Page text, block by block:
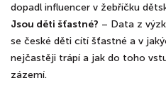
dopadl influencer v žebříčku
Jsou děti šťastné? – Data z
se české děti cítí šťastné a v
nejčastěji trápí a jak do toho
zázemí.